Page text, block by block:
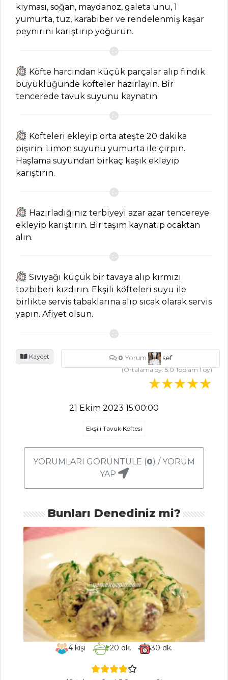
Sebze Yemekleri
Tüm Tarifleri
Mantarlı ve
Renkli Biberli
Pırasa Köfteleri
Tarifi, Nasıl Yapılır?
Soğan Kebabı
Tarifi, Nasıl Yapılır?
Tarifleri
Kızılcık Tarhanalı
Levrek Tarifi
Tereyağında
Kızartılmış Limonlu
Ayvalı Dil Balığı
Tüm Tarifleri
Patlıcanlı Pilav
İzmir Pilavı
Tarifi, Nasıl Yapılır?
Nasıl Yapılır?
Pilav ve Makarna
Tüm Tarifleri
SALATALAR
Peynir Toplu
Salata Tarifi, Nasıl
kıyması, soğan, maydanoz, galeta unu, 1
yumurta, tuz, karabiber ve rendelenmiş kaşar
peynirini karıştırıp yoğurun.
Köfte harcından küçük parçalar alıp fındık
büyüklüğünde köfteler hazırlayın. Bir
tencerede tavuk suyunu kaynatın.
Köfteleri ekleyip orta ateşte 20 dakika
pişirin. Limon suyunu yumurta ile çırpın.
Haşlama suyundan birkaç kaşık ekleyip
karıştırın.
Hazırladığınız terbiyeyi azar azar tencereye
ekleyip karıştırın. Bir taşım kaynatıp ocaktan
alın.
Sıvıyağı küçük bir tavaya alıp kırmızı
tozbiberi kızdırın. Ekşili köfteleri suyu ile
birlikte servis tabaklarına alıp sıcak olarak servis
yapın. Afiyet olsun.
Kaydet 0 Yorum
sef
(Ortalama oy:5.0Toplam1oy)
21 Ekim 2023 15:00:00
Ekşili Tavuk Köftesi
YORUMLARI GÖRÜNTÜLE (0) / YORUM
YAP
Bunları Denediniz mi?
4kişi 20 dk. 30 dk.